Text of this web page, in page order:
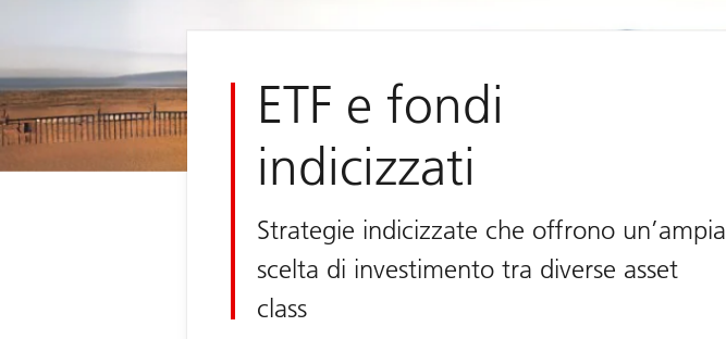
ETF e fondi
indicizzati
Strategie indicizzate che offrono un’ampia
scelta di investimento tra diverse asset
class